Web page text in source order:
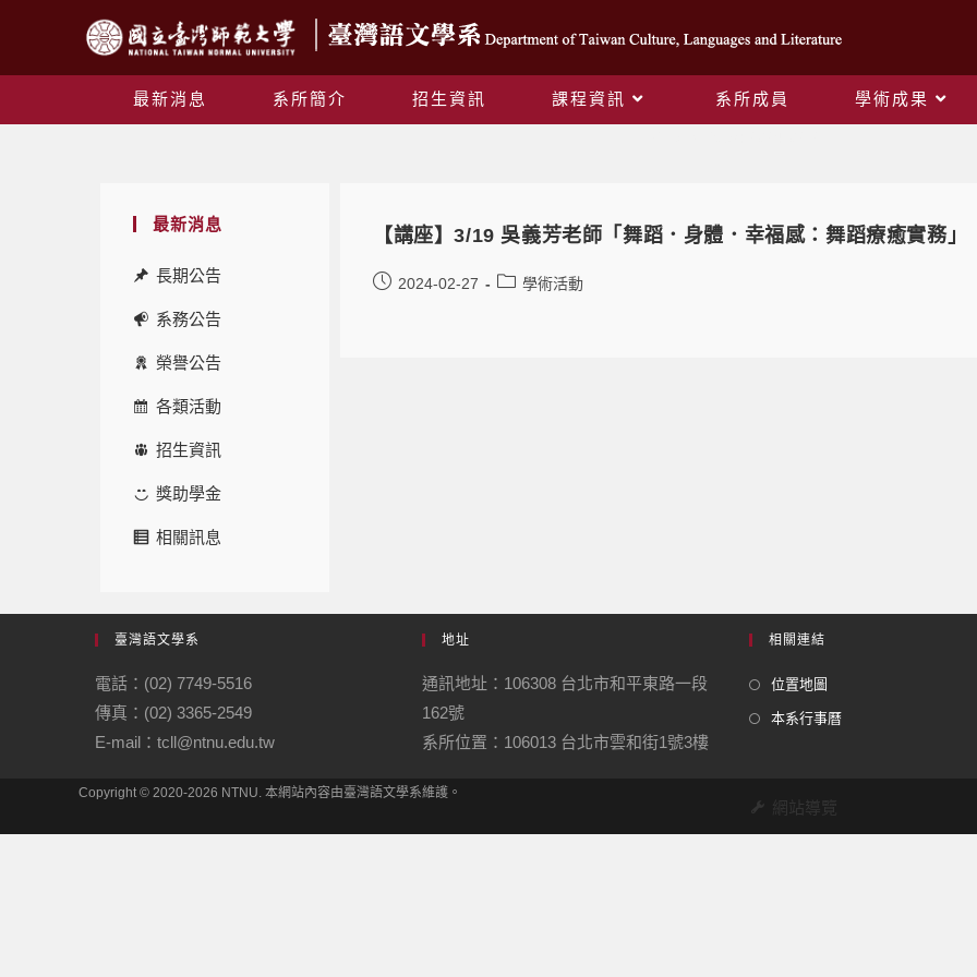
最新消息 系所簡介 招生資訊 課程資訊 系所成員 學術成果
最新消息
長期公告
系務公告
榮譽公告
各類活動
招生資訊
獎助學金
相關訊息
【講座】3/19 吳義芳老師「舞蹈．身體．幸福感：舞蹈療癒實務」
2024-02-27 學術活動
臺灣語文學系
電話：(02) 7749-5516
傳真：(02) 3365-2549
E-mail：tcll@ntnu.edu.tw
地址
通訊地址：106308 台北市和平東路一段
162號
系所位置：106013 台北市雲和街1號3樓
相關連結
位置地圖
本系行事曆
網站導覽
Copyright © 2020-2026 NTNU. 本網站內容由臺灣語文學系維護。